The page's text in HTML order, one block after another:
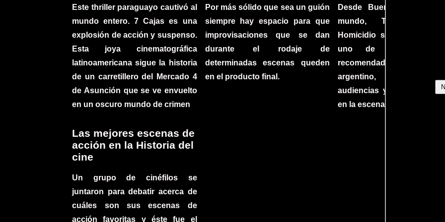
Este thriller paraguayo cautivó al
mundo entero. 7 Cajas es una
explosión de acción y suspenso.
Esta joya cinematográfica
latinoamericana sigue la historia
de un carretillero del Mercado 4
de Asunción que se ve envuelto
en un oscuro mundo de crimen
Por más sólido que sea un guión
siempre hay espacio para que
improvisaciones que se dan
durante el rodaje de
determinadas escenas queden
en el producto final.
Desde Buenos Aires
mundo, Tesis sobre
Homicidio se ha
uno de los filmes
recomendados del
argentino,
audiencias y dejando su
en la escena internacional.
Las mejores escenas de
acción en la Historia del
cine
Un grupo de cinéfilos se
juntaron para debatir acerca de
cuáles son sus escenas de
acción favoritas y éste fue el